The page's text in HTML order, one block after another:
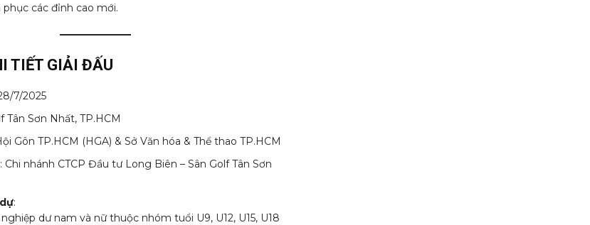
các đỉnh cao mới.
TIẾT GIẢI ĐẤU
7/2025
Tân Sơn Nhất, TP.HCM
Gôn TP.HCM (HGA) & Sở Văn hóa & Thể thao TP.HCM
: Chi nhánh CTCP Đầu tư Long Biên – Sân Golf Tân Sơn
:
dư nam và nữ thuộc nhóm tuổi U9, U12, U15, U18